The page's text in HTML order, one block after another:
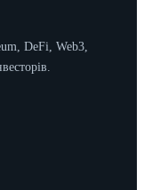
DeFi, Web3,